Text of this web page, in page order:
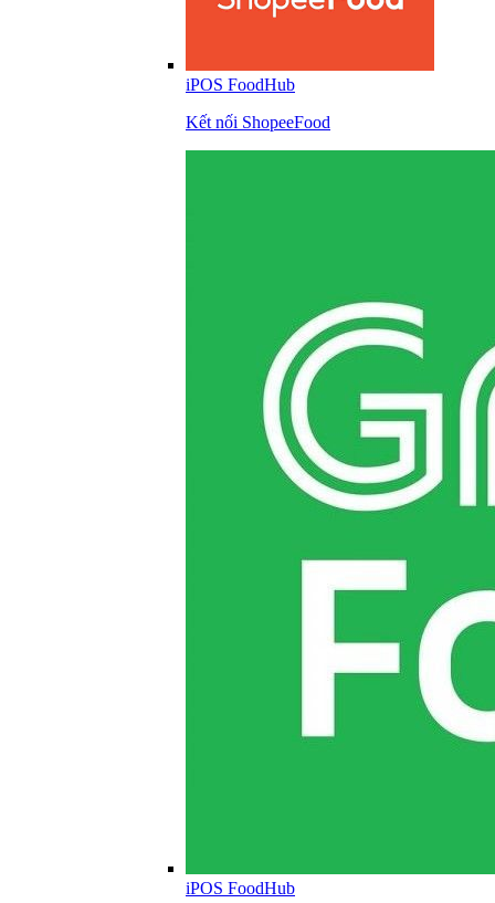
iPOS FoodHub
Kết nối ShopeeFood
iPOS FoodHub